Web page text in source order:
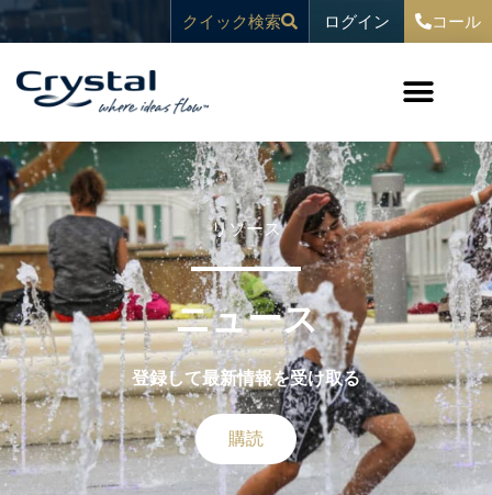
へ
ス
ッ
コ
ン
ス
キ
ッ
プ
クイック検索 ログイン コール
リソース
ニュース
登録して最新情報を受け取る
購読